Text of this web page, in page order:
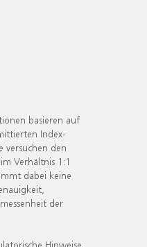
basieren auf
Index-
versuchen den
Verhältnis 1:1
dabei keine
der